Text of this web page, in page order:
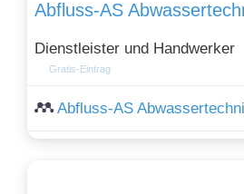
Dienstleister und Handwerker
Gratis-Eintrag
Abfluss-AS